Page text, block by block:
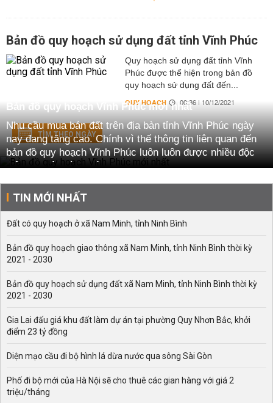
Bản đồ quy hoạch sử dụng đất tỉnh Vĩnh Phúc
Quy hoạch sử dụng đất tỉnh Vĩnh
Phúc được thể hiện trong bản đồ
quy hoạch sử dụng đất đến...
QUY HOẠCH 00:36 | 10/12/2021
TÌM THEO NGÀY
Bản đồ quy hoạch Vĩnh Phúc mới nhất
Nhu cầu mua bán đất trên địa bàn tỉnh Vĩnh Phúc ngày
nay đang tăng cao. Chính vì thế thông tin liên quan đến
bản đồ quy hoạch Vĩnh Phúc luôn luôn được nhiều độc
giả quan tâm tìm hiểu.
Sau đây chúng tôi sẽ cung cấp cho bạn những thông tin
chi tiết về bản đồ quy hoạch Vĩnh Phúc tại 2 thành phố
và 7 huyện trực thuộc địa bàn tỉnh.
Giới thiệu về tỉnh Vĩnh Phúc
Vĩnh Phúc là một tỉnh vùng đồng bằng sông Hồng, Việt
Nam, nằm trong quy hoạch vùng thủ đô Hà Nội, vùng
kinh tế trọng điểm Bắc Bộ.
Tỉnh Vĩnh Phúc nằm trong khu vực châu thổ sông Hồng
địa lý: Phía bắc giáp tỉnh Thái Nguyên (với ranh giới là
dãy núi Tam Đảo) và tỉnh Tuyên Quang; Phía tây giáp
tỉnh Phú Thọ với ranh giới tự nhiên là sông Lô; Phía nam
và phía đông giáp thủ đô Hà Nội với ranh giới tự nhiên là
sông Hồng.
Tỉnh có hệ thống giao thông khá thuận lợi, có tuyến Quốc
TIN MỚI NHẤT
Đất có quy hoạch ở xã Nam Minh, tỉnh Ninh Bình
Bản đồ quy hoạch giao thông xã Nam Minh, tỉnh Ninh Bình thời kỳ
2021 - 2030
Bản đồ quy hoạch sử dụng đất xã Nam Minh, tỉnh Ninh Bình thời kỳ
2021 - 2030
Gia Lai đấu giá khu đất làm dự án tại phường Quy Nhơn Bắc, khởi
điểm 23 tỷ đồng
Diện mạo cầu đi bộ hình lá dừa nước qua sông Sài Gòn
Phố đi bộ mới của Hà Nội sẽ cho thuê các gian hàng với giá 2
triệu/tháng